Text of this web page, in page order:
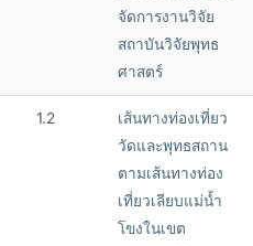
จัดการงานวิจัย
สถาบันวิจัยพุทธ
ศาสตร์
1.2
เส้นทางท่องเที่ยว
วัดและพุทธสถาน
ตามเส้นทางท่อง
เที่ยวเลียบแม่น้ำ
โขงในเขต